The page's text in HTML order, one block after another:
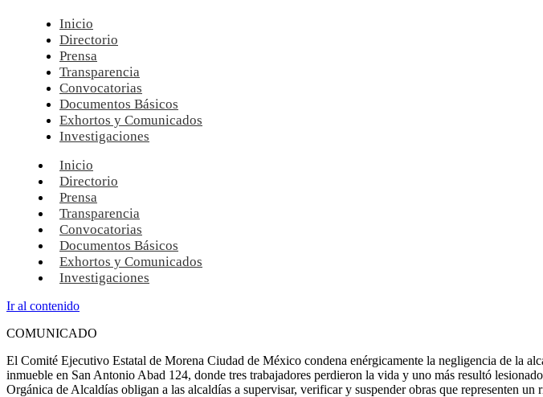
Inicio
Directorio
Prensa
Transparencia
Convocatorias
Documentos Básicos
Exhortos y Comunicados
Investigaciones
Inicio
Directorio
Prensa
Transparencia
Convocatorias
Documentos Básicos
Exhortos y Comunicados
Investigaciones
Ir al contenido
COMUNICADO
El Comité Ejecutivo Estatal de Morena Ciudad de México condena enérgicamente la negligencia de la
inmueble en San Antonio Abad 124, donde tres trabajadores perdieron la vida y uno más resultó
Orgánica de Alcaldías obligan a las alcaldías a supervisar, verificar y suspender obras que representen un